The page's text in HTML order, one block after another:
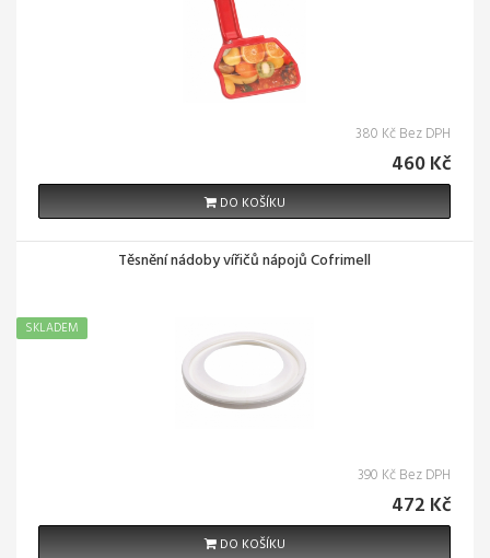
380 Kč Bez DPH
460 Kč
DO KOŠÍKU
Těsnění nádoby vířičů nápojů Cofrimell
SKLADEM
390 Kč Bez DPH
472 Kč
DO KOŠÍKU